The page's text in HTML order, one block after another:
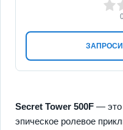
3 4
Secret Tower 500F — это
эпическое ролевое